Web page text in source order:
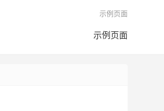
示例页面
示例页面